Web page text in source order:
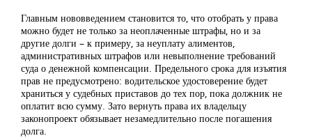
Главным нововведением становится то, что отобрать у права
можно будет не только за неоплаченные штрафы, но и за
другие долги – к примеру, за неуплату алиментов,
административных штрафов или невыполнение требований
суда о денежной компенсации. Предельного срока для изъятия
прав не предусмотрено: водительское удостоверение будет
храниться у судебных приставов до тех пор, пока должник не
оплатит всю сумму. Зато вернуть права их владельцу
законопроект обязывает незамедлительно после погашения
долга.